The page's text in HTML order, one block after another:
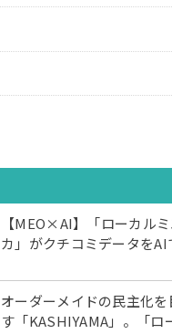
【MEO×AI】「ローカル
カ」がクチコミデータをAI
搭載〜AIが膨大なクチコミ
の評価項目へ即座に分類し
動分析。いますぐ改善すべ
オーダーメイドの民主化を
す「KASHIYAMA」。「ロ